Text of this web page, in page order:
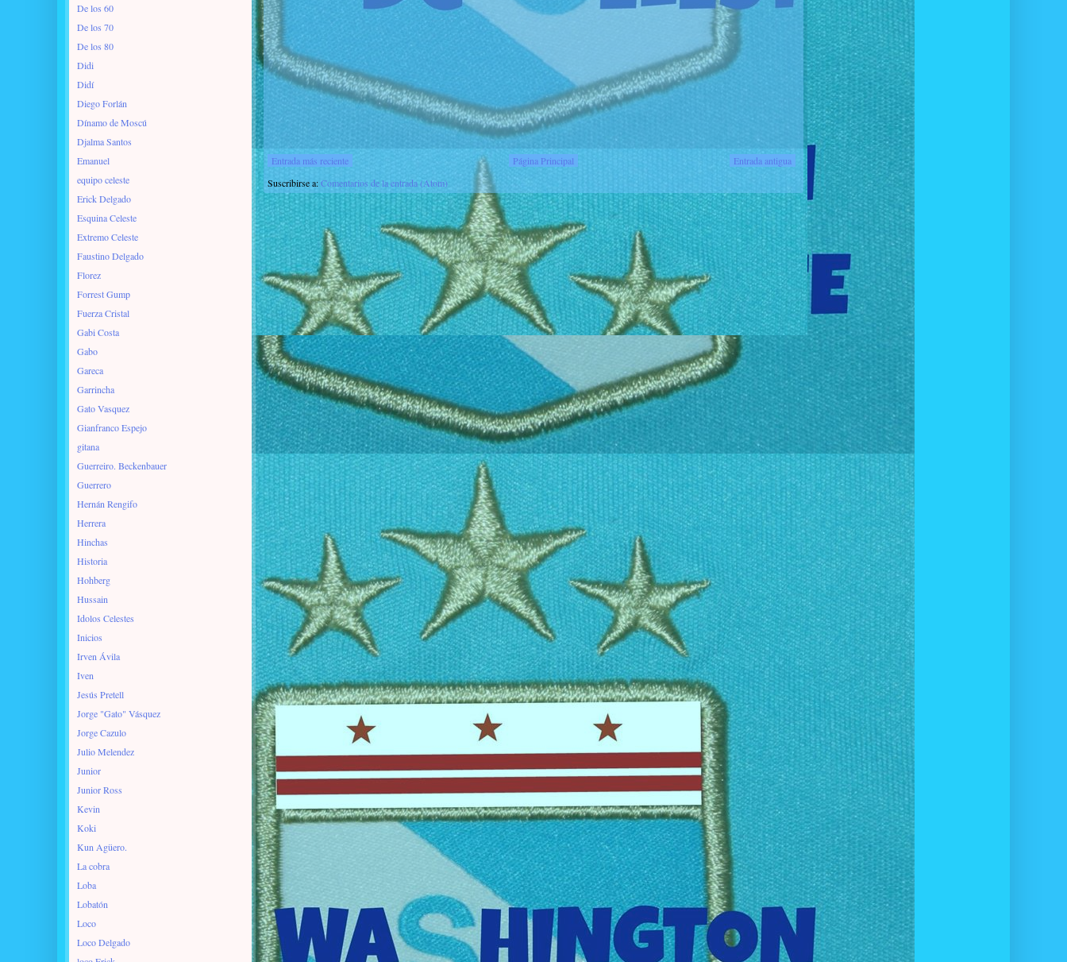
Entrada más reciente Entrada antigua
Página Principal
Suscribirse a:Comentarios de la entrada (Atom)
De los 60
De los 70
De los 80
Didi
Didí
Diego Forlán
Dínamo de Moscú
Djalma Santos
Emanuel
equipo celeste
Erick Delgado
Esquina Celeste
Extremo Celeste
Faustino Delgado
Florez
Forrest Gump
Fuerza Cristal
Gabi Costa
Gabo
Gareca
Garrincha
Gato Vasquez
Gianfranco Espejo
gitana
Guerreiro. Beckenbauer
Guerrero
Hernán Rengifo
Herrera
Hinchas
Historia
Hohberg
Hussain
Idolos Celestes
Inicios
Irven Ávila
Iven
Jesús Pretell
Jorge "Gato" Vásquez
Jorge Cazulo
Julio Melendez
Junior
Junior Ross
Kevin
Koki
Kun Agüero.
La cobra
Loba
Lobatón
Loco
Loco Delgado